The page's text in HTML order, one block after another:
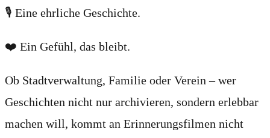
🎙 Eine ehrliche Geschichte.
❤️ Ein Gefühl, das bleibt.
Ob Stadtverwaltung, Familie oder Verein – wer
Geschichten nicht nur archivieren, sondern erlebbar
machen will, kommt an Erinnerungsfilmen nicht